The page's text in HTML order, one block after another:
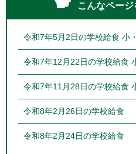
こんなペー
令和7年5月2日の学校給食 小
令和7年12月22日の学校給食
令和7年11月28日の学校給食
令和8年2月26日の学校給食
令和8年2月24日の学校給食